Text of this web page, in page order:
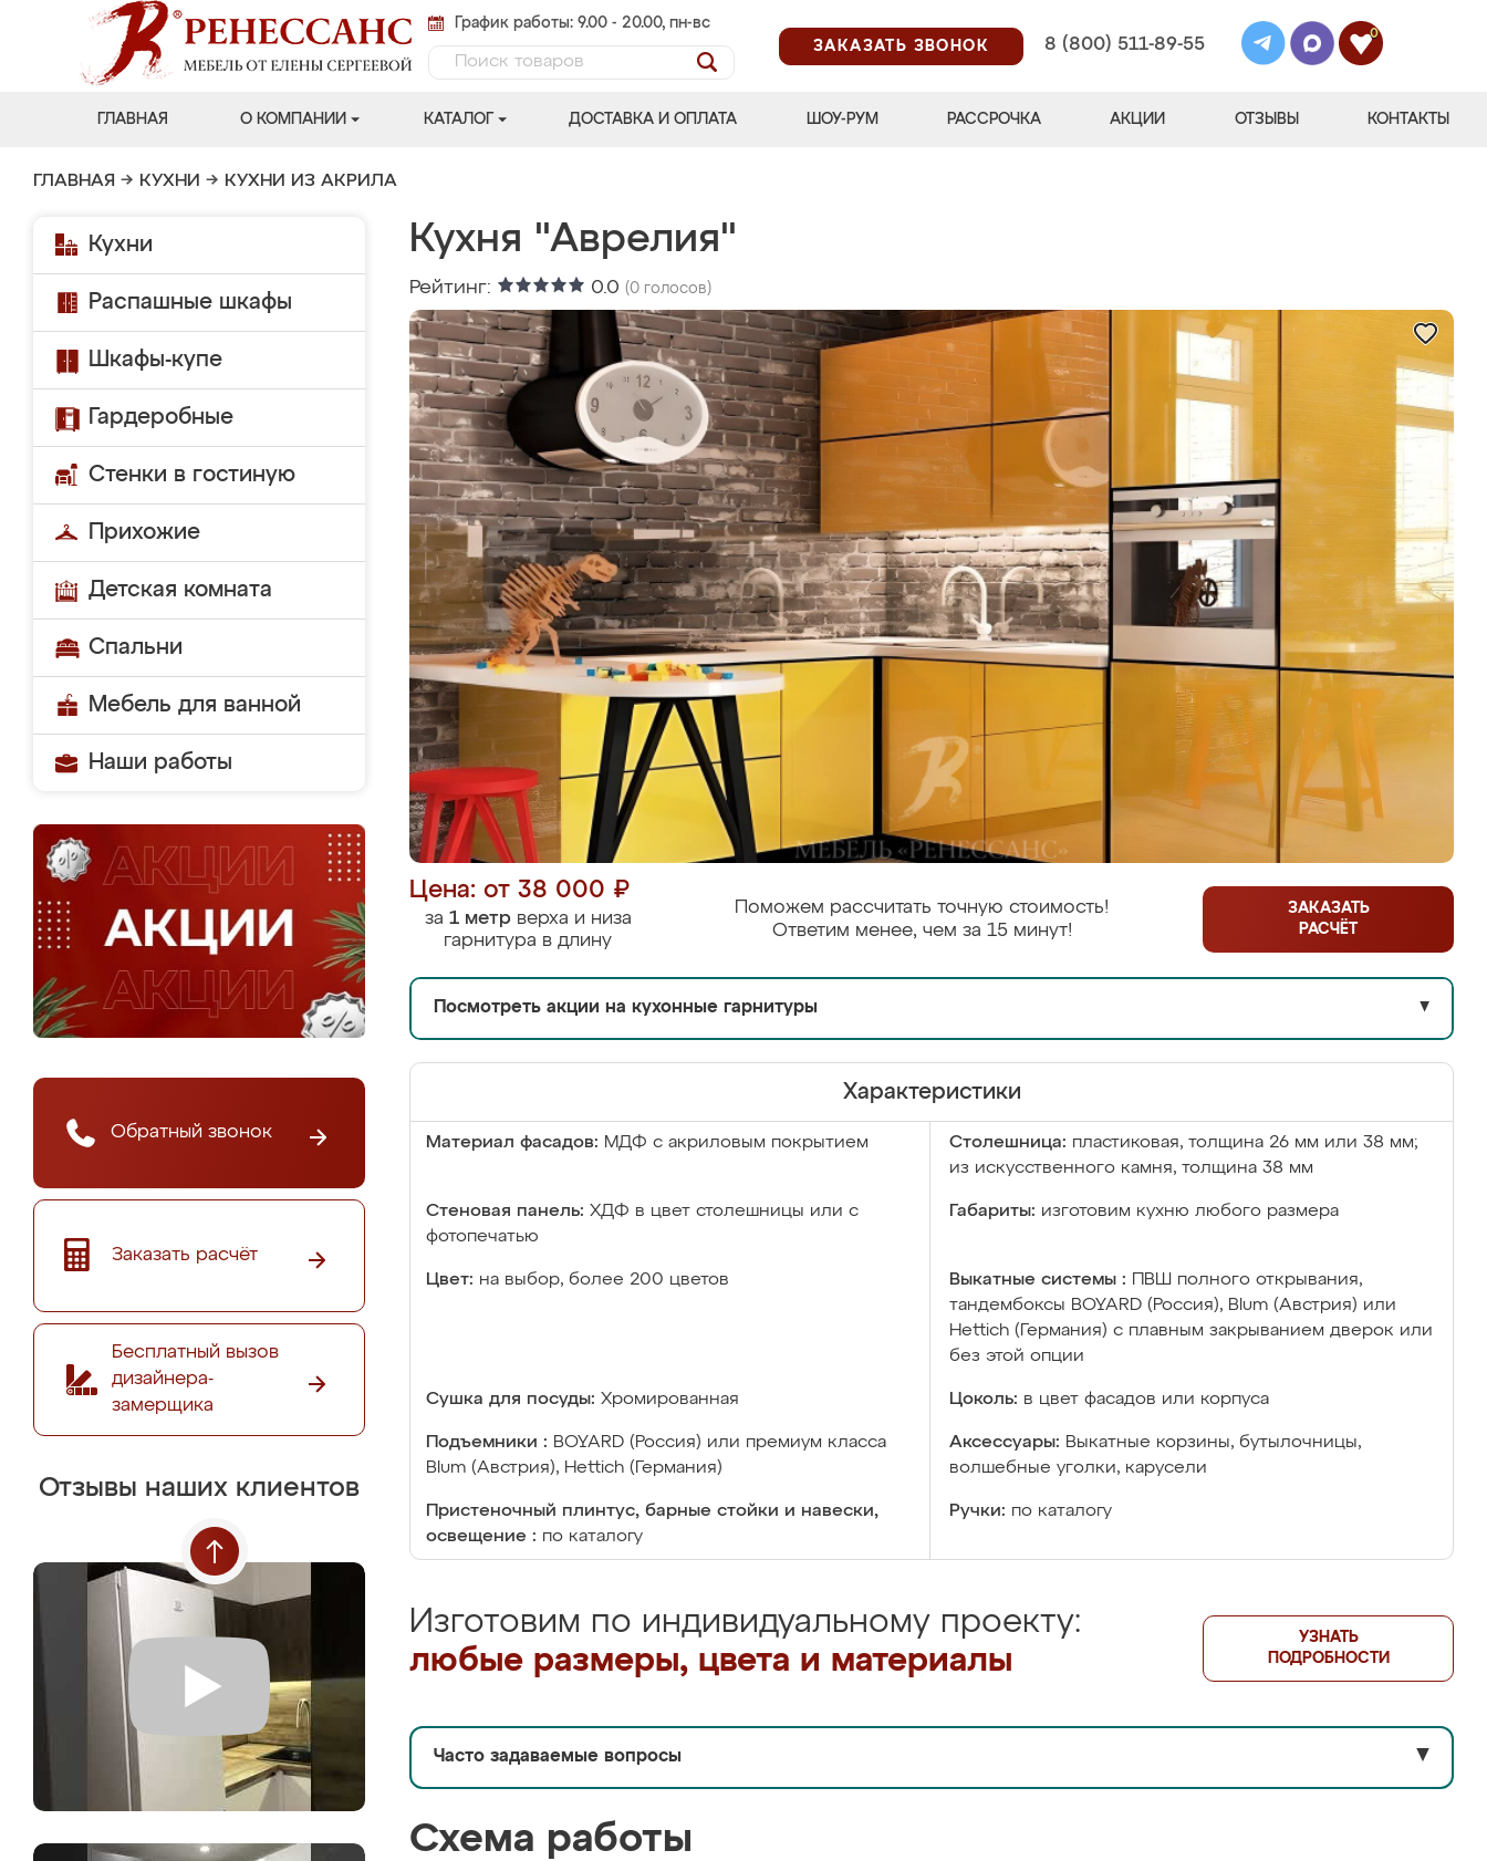
График работы: 9.00 - 20.00, пн-вс
ЗАКАЗАТЬ ЗВОНОК
8 (800) 511-89-55
0
ГЛАВНАЯ О КОМПАНИИ КАТАЛОГ ДОСТАВКА И ОПЛАТА ШОУ-РУМ РАССРОЧКА АКЦИИ ОТЗЫВЫ КОНТАКТЫ
ГЛАВНАЯ → КУХНИ → КУХНИ ИЗ АКРИЛА
Кухни
Распашные шкафы
Шкафы-купе
Гардеробные
Стенки в гостиную
Прихожие
Детская комната
Спальни
Мебель для ванной
Наши работы
Обратный звонок
Заказать расчёт
Бесплатный вызов
дизайнера-
замерщика
Отзывы наших клиентов
Кухня "Аврелия"
Рейтинг: 0.0 (0 голосов)
Цена: от 38 000 ₽
за 1 метрверха и низа
гарнитура в длину
Поможем рассчитать точную стоимость!
Ответим менее, чем за 15 минут!
ЗАКАЗАТЬ
РАСЧЁТ
Посмотреть акции на кухонные гарнитуры ▼
Характеристики
Материал фасадов: МДФ с акриловым покрытием Столешница: пластиковая, толщина 26 мм или 38 мм;
из искусственного камня, толщина 38 мм
Стеновая панель: ХДФ в цвет столешницы или с
фотопечатью
Габариты: изготовим кухню любого размера
Цвет: на выбор, более 200 цветов Выкатные системы :
ПВШ полного открывания,
тандембоксы BOYARD (Россия), Blum (Австрия) или
Hettich (Германия) с плавным закрыванием дверок или
без этой опции
Сушка для посуды: Хромированная Цоколь: в цвет фасадов или корпуса
Подъемники : BOYARD (Россия) или премиум класса
Blum (Австрия), Hettich (Германия)
Аксессуары: Выкатные корзины, бутылочницы,
волшебные уголки, карусели
Пристеночный плинтус, барные стойки и навески,
освещение : по каталогу
Ручки: по каталогу
Изготовим по индивидуальному проекту:
любые размеры, цвета и материалы
УЗНАТЬ
ПОДРОБНОСТИ
Часто задаваемые вопросы ▼
Схема работы